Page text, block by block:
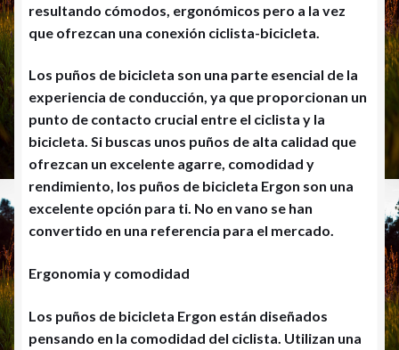
resultando cómodos, ergonómicos pero a la vez
que ofrezcan una conexión ciclista-bicicleta.
Los puños de bicicleta son una parte esencial de la
experiencia de conducción, ya que proporcionan un
punto de contacto crucial entre el ciclista y la
bicicleta. Si buscas unos puños de alta calidad que
ofrezcan un excelente agarre, comodidad y
rendimiento, los puños de bicicleta Ergon son una
excelente opción para ti. No en vano se han
convertido en una referencia para el mercado.
Ergonomia y comodidad
Los puños de bicicleta Ergon están diseñados
pensando en la comodidad del ciclista. Utilizan una